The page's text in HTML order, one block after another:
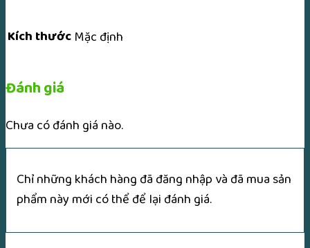
Kích thước Mặc định
Đánh giá
Chưa có đánh giá nào.
Chỉ những khách hàng đã đăng nhập và đã mua sản
phẩm này mới có thể để lại đánh giá.